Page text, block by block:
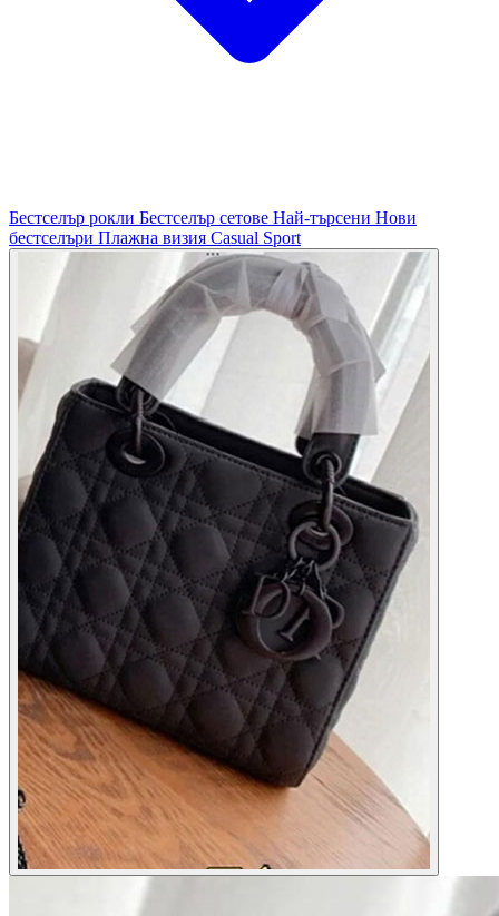
Бестселър рокли Бестселър сетове Най-търсени Нови
бестселъри Плажна визия Casual Sport